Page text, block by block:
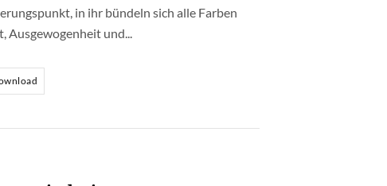
in ihr bündeln sich alle Farben
Ausgewogenheit und...